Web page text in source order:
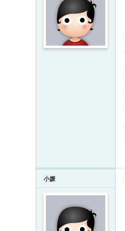
小媛